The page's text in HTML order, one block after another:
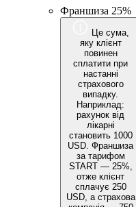
Франшиза 25%
Це сума,
яку клієнт
повинен
сплатити при
настанні
страхового
випадку.
Наприклад:
рахунок від
лікарні
становить 1000
USD. Франшиза
за тарифом
START — 25%,
отже клієнт
сплачує 250
USD, а страхова